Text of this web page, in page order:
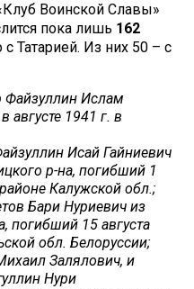
Воинской Славы»
пока лишь 162
с Татарией. Из них 50 – с
Файзуллин Ислам
августе 1941 г. в
Исай Гайниевич
р-на, погибший 1
Калужской обл.;
Бари Нуриевич из
погибший 15 августа
обл. Белоруссии;
Залялович, и
Нури